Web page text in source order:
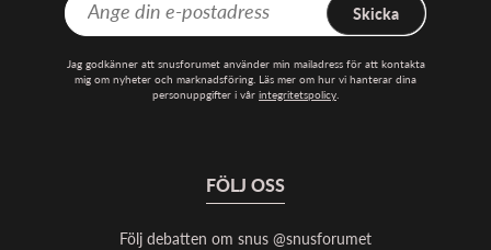
Skicka
Jag godkänner att snusforumet använder min mailadress för att kontakta
mig om nyheter och marknadsföring. Läs mer om hur vi hanterar dina
personuppgifter i vår integritetspolicy.
FÖLJ OSS
Följ debatten om snus @snusforumet